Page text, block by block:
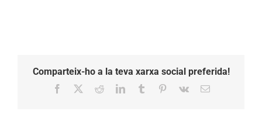
Comparteix-ho a la teva xarxa social preferida!
Facebook RedditLinkedInTumblr Pinterest
Vk Email: